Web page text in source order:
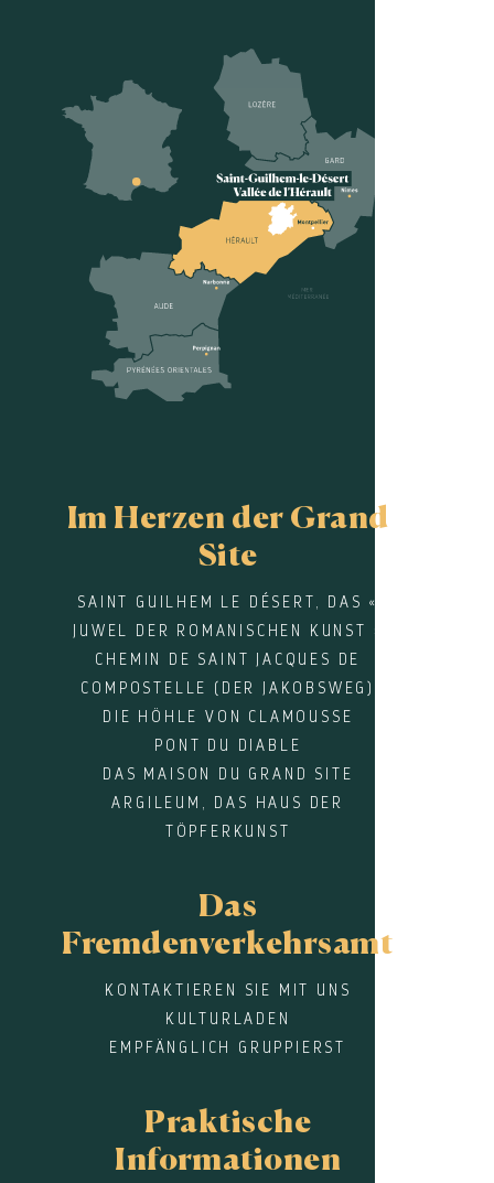
Im Herzen der Grand
Site
SAINT GUILHEM LE DÉSERT, DAS «
JUWEL DER ROMANISCHEN KUNST »
CHEMIN DE SAINT JACQUES DE
COMPOSTELLE (DER JAKOBSWEG)
DIE HÖHLE VON CLAMOUSSE
PONT DU DIABLE
DAS MAISON DU GRAND SITE
ARGILEUM, DAS HAUS DER
TÖPFERKUNST
Das
Fremdenverkehrsamt
KONTAKTIEREN SIE MIT UNS
KULTURLADEN
EMPFÄNGLICH GRUPPIERST
Praktische
Informationen